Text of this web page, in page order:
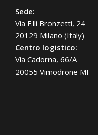
Sede:
Via F.lli Bronzetti, 24
20129 Milano (Italy)
Centro logistico:
Via Cadorna, 66/A
20055 Vimodrone MI